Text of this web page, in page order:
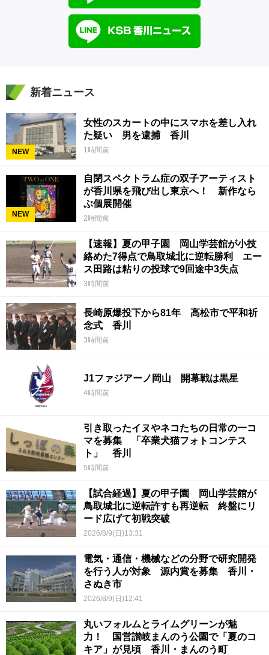
新着ニュース
NEW
女性のスカートの中にスマホを差し入れ
た疑い 男を逮捕 香川
1時間前
NEW
自閉スペクトラム症の双子アーティスト
が香川県を飛び出し東京へ！ 新作なら
ぶ個展開催
2時間前
【速報】夏の甲子園 岡山学芸館が小技
絡めた7得点で鳥取城北に逆転勝利 エー
ス田路は粘りの投球で9回途中3失点
3時間前
長崎原爆投下から81年 高松市で平和祈
念式 香川
3時間前
J1ファジアーノ岡山 開幕戦は黒星
4時間前
引き取ったイヌやネコたちの日常の一コ
マを募集 「卒業犬猫フォトコンテス
ト」 香川
5時間前
【試合経過】夏の甲子園 岡山学芸館が
鳥取城北に逆転許すも再逆転 終盤にリ
ード広げて初戦突破
2026/8/9(日)13:31
電気・通信・機械などの分野で研究開発
を行う人が対象 源内賞を募集 香川・
さぬき市
2026/8/9(日)12:41
丸いフォルムとライムグリーンが魅
力！ 国営讃岐まんのう公園で「夏のコ
キア」が見頃 香川・まんのう町